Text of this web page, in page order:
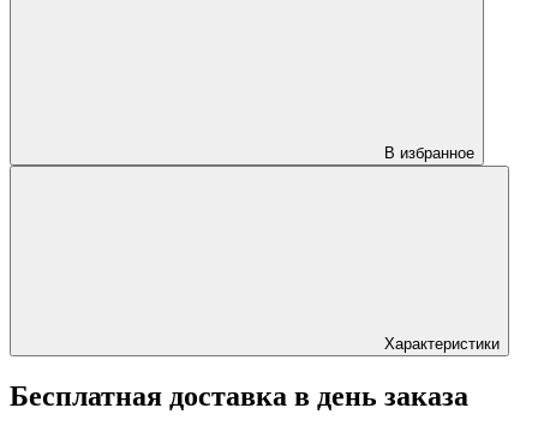
В избранное
Характеристики
Бесплатная доставка в день заказа